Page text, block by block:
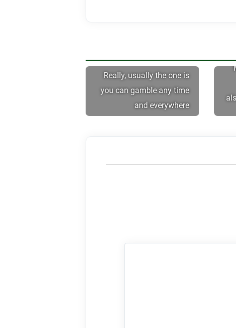
Really, usually the one is
you can gamble any time
and everywhere